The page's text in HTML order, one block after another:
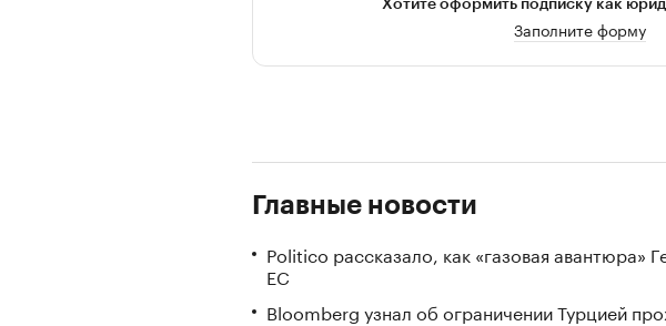
Хотите оформить подписку как
Заполните форму
Главные новости
Politico рассказало, как «газовая авантюра»
ЕС
Bloomberg узнал об ограничении Турцией